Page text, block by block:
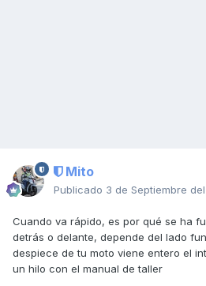
Mito
Publicado 3 de Septiembre
Cuando va rápido, es por qué se ha
detrás o delante, depende del lado
despiece de tu moto viene entero el
un hilo con el manual de taller